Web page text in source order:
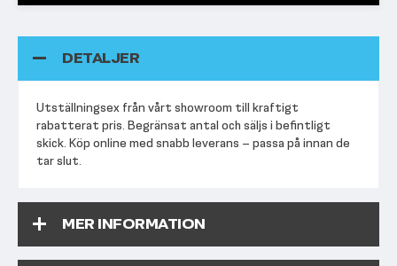
DETALJER
Utställningsex från vårt showroom till kraftigt
rabatterat pris. Begränsat antal och säljs i befintligt
skick. Köp online med snabb leverans – passa på innan de
tar slut.
MER INFORMATION